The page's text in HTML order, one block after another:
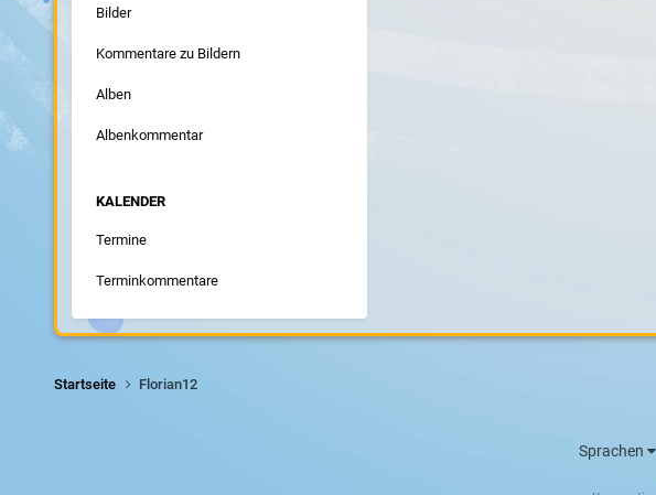
Bilder
Kommentare zu Bildern
Alben
Albenkommentar
KALENDER
Termine
Terminkommentare
Startseite Florian12
Sprachen